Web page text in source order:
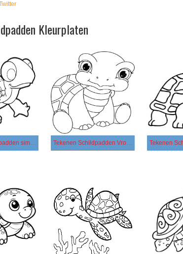
Kleurplaten
Tekenen Schildpadden simpel Tekenen Schildpadden Vrolijk